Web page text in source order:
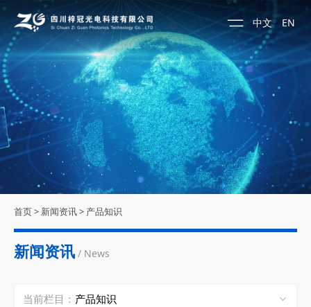
中文 EN
首页> 新闻资讯> 产品知识
新闻资讯 / News
当前栏目：